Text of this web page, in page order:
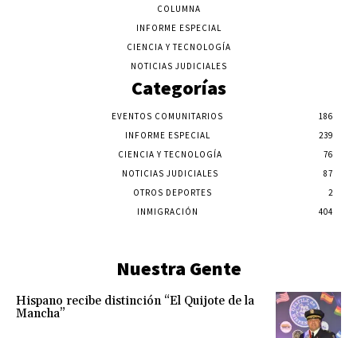
COLUMNA
INFORME ESPECIAL
CIENCIA Y TECNOLOGÍA
NOTICIAS JUDICIALES
Categorías
EVENTOS COMUNITARIOS
186
INFORME ESPECIAL
239
CIENCIA Y TECNOLOGÍA
76
NOTICIAS JUDICIALES
87
OTROS DEPORTES
2
INMIGRACIÓN
404
Nuestra Gente
Hispano recibe distinción “El Quijote de la
Mancha”